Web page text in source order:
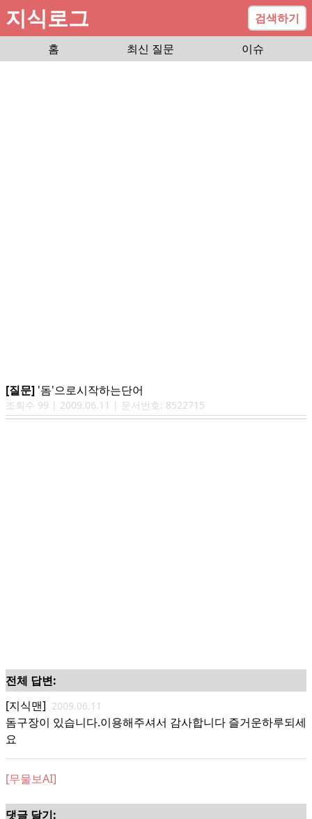
지식로그
검색하기
홈
최신 질문 이슈
[질문] '돔'으로시작하는단어
조회수 99 | 2009.06.11 | 문서번호: 8522715
전체 답변:
[지식맨] 2009.06.11
돔구장이 있습니다.이용해주셔서 감사합니다 즐거운하루되세
요
[무물보AI]
댓글 달기: